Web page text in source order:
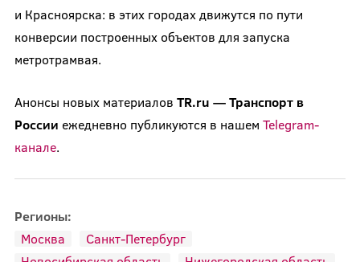
и Красноярска: в этих городах движутся по пути
конверсии построенных объектов для запуска
метротрамвая.
Анонсы новых материалов TR.ru — Транспорт в
России ежедневно публикуются в нашем Telegram-
канале.
Регионы:
Москва
Санкт-Петербург